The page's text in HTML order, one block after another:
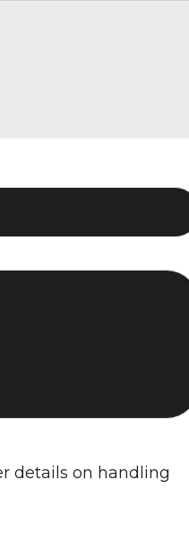
details on handling